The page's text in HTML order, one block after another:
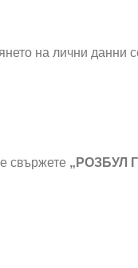
на лични
свържете „РОЗБУЛ